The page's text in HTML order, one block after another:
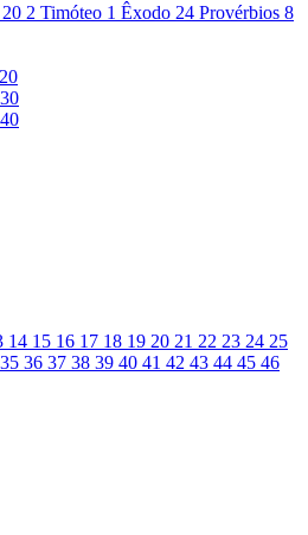
2 Timóteo 1 Êxodo 24 Provérbios 8
20
30
40
14 15 16 17 18 19 20 21 22 23 24 25
35 36 37 38 39 40 41 42 43 44 45 46